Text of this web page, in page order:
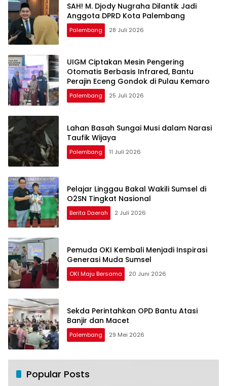
SAH! M. Djody Nugraha Dilantik Jadi
Anggota DPRD Kota Palembang
Palembang 28 Juli 2026
UIGM Ciptakan Mesin Pengering
Otomatis Berbasis Infrared, Bantu
Perajin Eceng Gondok di Pulau Kemaro
Palembang 25 Juli 2026
Lahan Basah Sungai Musi dalam Narasi
Taufik Wijaya
Palembang 11 Juli 2026
Pelajar Linggau Bakal Wakili Sumsel di
O2SN Tingkat Nasional
Berita Daerah 2 Juli 2026
Pemuda OKI Kembali Menjadi Inspirasi
Generasi Muda Sumsel
OKI Maju Bersama 20 Juni 2026
Sekda Perintahkan OPD Bantu Atasi
Banjir dan Macet
Palembang 29 Mei 2026
Popular Posts